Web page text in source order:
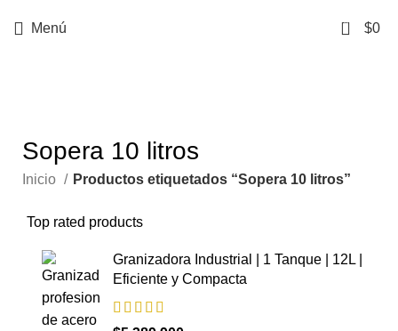
Menú 0 $0
Sopera 10 litros
Inicio Productos etiquetados “Sopera 10 litros”
Top rated products
Granizadora Industrial | 1 Tanque | 12L |
Eficiente y Compacta